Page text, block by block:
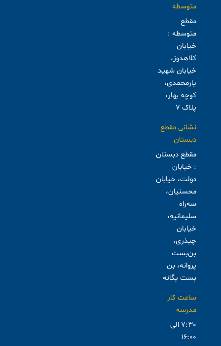
متوسطه
مقطع
متوسطه :
خیابان
کلاهدوز،
خیابان شهید
یارمحمدی،
کوچه بهار،
پلاک ۷
نشانی مقطع
دبستان
مقطع دبستان
: خیابان
دولت، خیابان
محسنیان،
سه‌راه
سلیمانیه،
خیابان
چیذری،
بن‌بست
پروانه، بن
بست یگانه
ساعت کار
مدرسه
7:30 الی
16:00